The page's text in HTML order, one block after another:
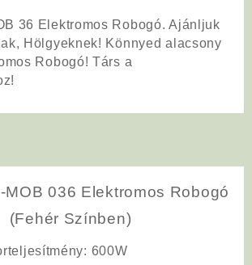
36 Elektromos Robogó. Ajánljuk
Hölgyeknek! Könnyed alacsony
Robogó! Társ a
MOB 036 Elektromos Robogó
(Fehér Színben)
: 600W